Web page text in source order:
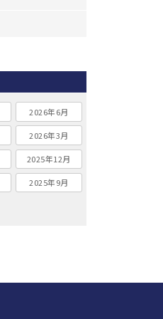
2026年6月
2026年3月
2025年12月
2025年9月